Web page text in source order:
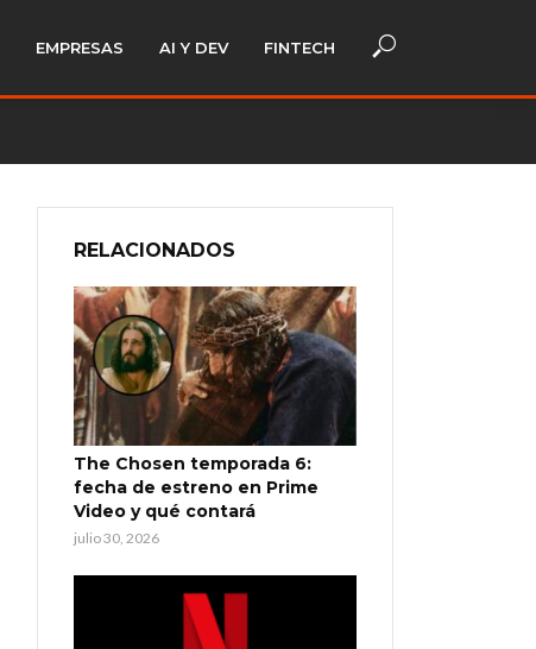
EMPRESAS AI Y DEV FINTECH
RELACIONADOS
The Chosen temporada 6:
fecha de estreno en Prime
Video y qué contará
julio 30, 2026